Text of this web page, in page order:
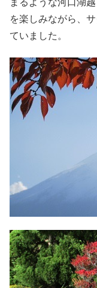
を楽しみながら、
ていました。